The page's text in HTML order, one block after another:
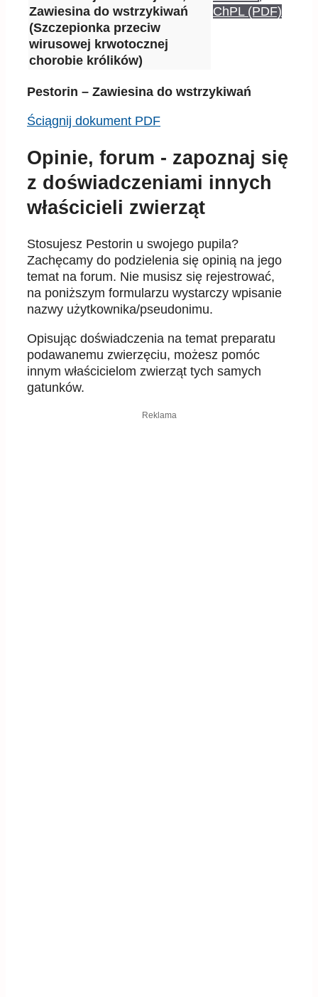
Zawiesina do wstrzykiwań
(Szczepionka przeciw
wirusowej krwotocznej
chorobie królików)
ChPL (PDF)
Pestorin – Zawiesina do wstrzykiwań
Ściągnij dokument PDF
Opinie, forum - zapoznaj się
z doświadczeniami innych
właścicieli zwierząt
Stosujesz Pestorin u swojego pupila?
Zachęcamy do podzielenia się opinią na jego
temat na forum. Nie musisz się rejestrować,
na poniższym formularzu wystarczy wpisanie
nazwy użytkownika/pseudonimu.
Opisując doświadczenia na temat preparatu
podawanemu zwierzęciu, możesz pomóc
innym właścicielom zwierząt tych samych
gatunków.
Reklama